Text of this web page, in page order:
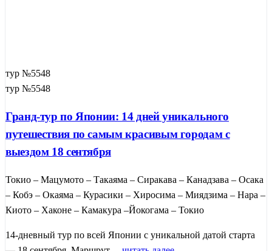
тур №5548
тур №5548
Гранд-тур по Японии: 14 дней уникального
путешествия по самым красивым городам с
выездом 18 сентября
Токио – Мацумото – Такаяма – Сиракава – Канадзава – Осака
– Кобэ – Окаяма – Курасики – Хиросима – Миядзима – Нара –
Киото – Хаконе – Камакура –Йокогама – Токио
14-дневный тур по всей Японии с уникальной датой старта